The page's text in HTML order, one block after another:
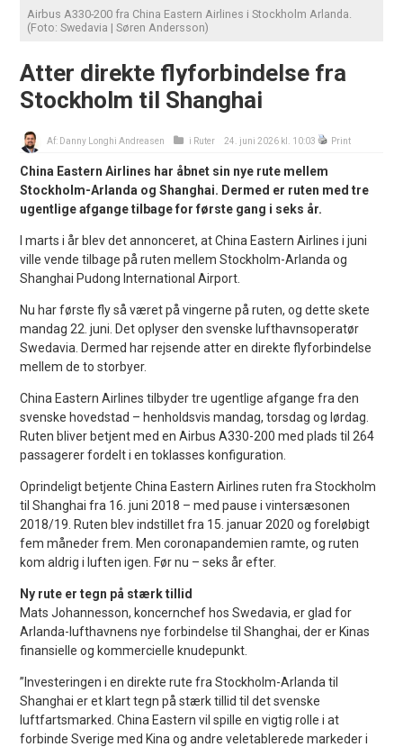
Airbus A330-200 fra China Eastern Airlines i Stockholm Arlanda.
(Foto: Swedavia | Søren Andersson)
Atter direkte flyforbindelse fra
Stockholm til Shanghai
Af: Danny Longhi Andreasen i Ruter 24. juni 2026 kl. 10:03 Print
China Eastern Airlines har åbnet sin nye rute mellem
Stockholm-Arlanda og Shanghai. Dermed er ruten med tre
ugentlige afgange tilbage for første gang i seks år.
I marts i år blev det annonceret, at China Eastern Airlines i juni
ville vende tilbage på ruten mellem Stockholm-Arlanda og
Shanghai Pudong International Airport.
Nu har første fly så været på vingerne på ruten, og dette skete
mandag 22. juni. Det oplyser den svenske lufthavnsoperatør
Swedavia. Dermed har rejsende atter en direkte flyforbindelse
mellem de to storbyer.
China Eastern Airlines tilbyder tre ugentlige afgange fra den
svenske hovedstad – henholdsvis mandag, torsdag og lørdag.
Ruten bliver betjent med en Airbus A330-200 med plads til 264
passagerer fordelt i en toklasses konfiguration.
Oprindeligt betjente China Eastern Airlines ruten fra Stockholm
til Shanghai fra 16. juni 2018 – med pause i vintersæsonen
2018/19. Ruten blev indstillet fra 15. januar 2020 og foreløbigt
fem måneder frem. Men coronapandemien ramte, og ruten
kom aldrig i luften igen. Før nu – seks år efter.
Ny rute er tegn på stærk tillid
Mats Johannesson, koncernchef hos Swedavia, er glad for
Arlanda-lufthavnens nye forbindelse til Shanghai, der er Kinas
finansielle og kommercielle knudepunkt.
”Investeringen i en direkte rute fra Stockholm-Arlanda til
Shanghai er et klart tegn på stærk tillid til det svenske
luftfartsmarked. China Eastern vil spille en vigtig rolle i at
forbinde Sverige med Kina og andre veletablerede markeder i